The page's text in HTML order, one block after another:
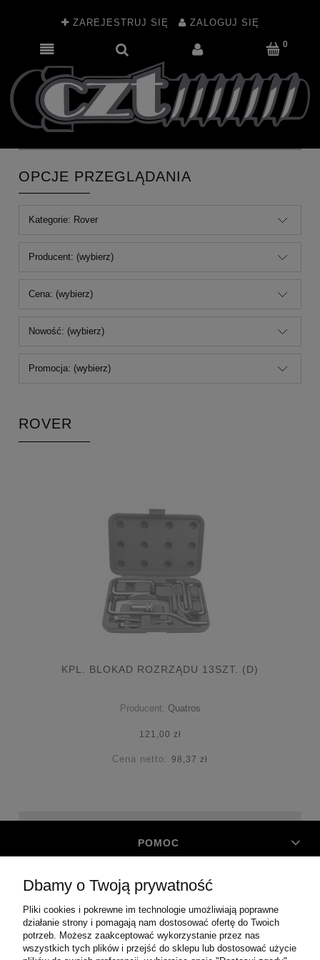
ZAREJESTRUJ SIĘ ZALOGUJ SIĘ
OPCJE PRZEGLĄDANIA
Kategorie: Rover
Producent: (wybierz)
Cena: (wybierz)
Nowość: (wybierz)
Promocja: (wybierz)
ROVER
KPL. BLOKAD ROZRZĄDU 13SZT. (D)
Producent: Quatros
121,00 zł
Cena netto: 98,37 zł
POMOC
MOJE KONTO
O FIRMIE
Dbamy o Twoją prywatność
Pliki cookies i pokrewne im technologie umożliwiają poprawne
działanie strony i pomagają nam dostosować ofertę do Twoich
potrzeb. Możesz zaakceptować wykorzystanie przez nas
wszystkich tych plików i przejść do sklepu lub dostosować użycie